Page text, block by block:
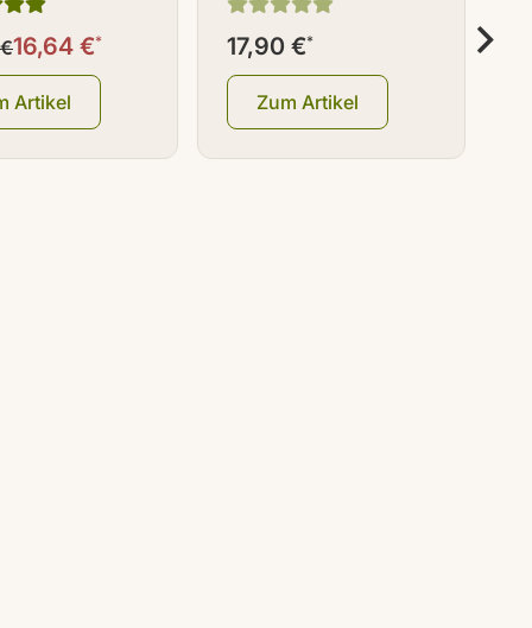
16,64 €*
Artikel
Salzsäure 4 %
17,90 €*
Zum Artikel